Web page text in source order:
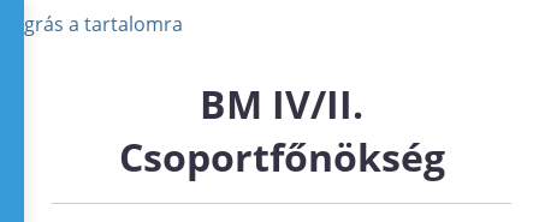
Ugrás a tartalomra
BM IV/II.
Csoportfőnökség